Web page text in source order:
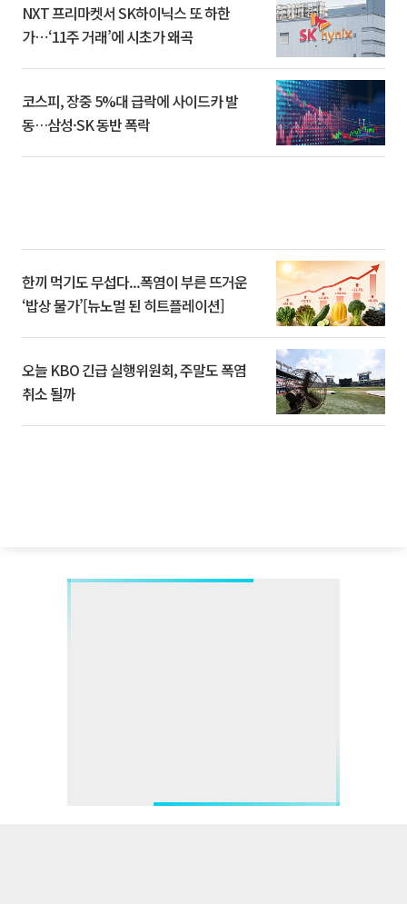
NXT 프리마켓서 SK하이닉스 또 하한
가⋯‘11주 거래’에 시초가 왜곡
코스피, 장중 5%대 급락에 사이드카 발
동…삼성·SK 동반 폭락
한끼 먹기도 무섭다...폭염이 부른 뜨거운
‘밥상 물가’[뉴노멀 된 히트플레이션]
오늘 KBO 긴급 실행위원회, 주말도 폭염
취소 될까